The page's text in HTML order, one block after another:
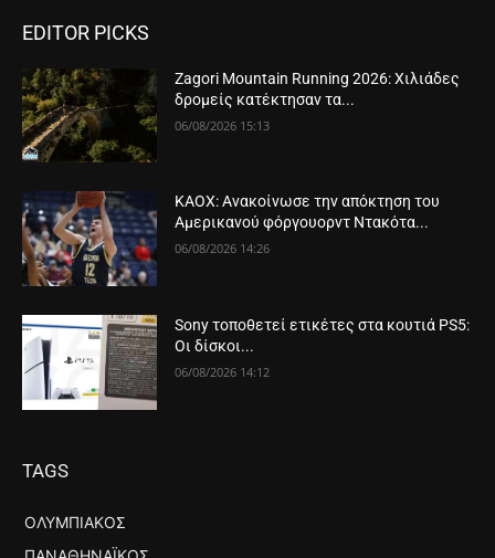
EDITOR PICKS
Zagori Mountain Running 2026: Χιλιάδες
δρομείς κατέκτησαν τα...
06/08/2026 15:13
ΚΑΟΧ: Ανακοίνωσε την απόκτηση του
Αμερικανού φόργουορντ Ντακότα...
06/08/2026 14:26
Sony τοποθετεί ετικέτες στα κουτιά PS5:
Οι δίσκοι...
06/08/2026 14:12
TAGS
ΟΛΥΜΠΙΑΚΌΣ